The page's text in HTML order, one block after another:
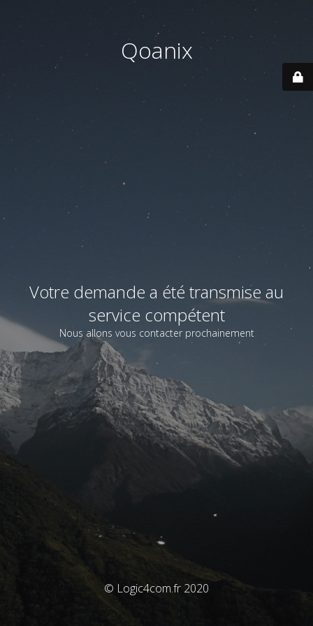
Qoanix
Votre demande a été transmise au
service compétent
Nous allons vous contacter prochainement
© Logic4com.fr 2020